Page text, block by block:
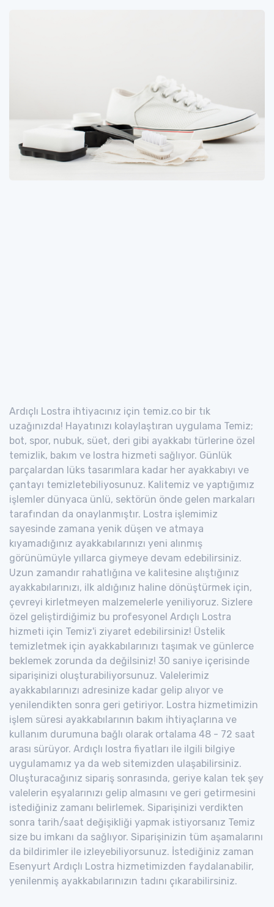
Ardıçlı Lostra ihtiyacınız için temiz.co bir tık
uzağınızda! Hayatınızı kolaylaştıran uygulama Temiz;
bot, spor, nubuk, süet, deri gibi ayakkabı türlerine özel
temizlik, bakım ve lostra hizmeti sağlıyor. Günlük
parçalardan lüks tasarımlara kadar her ayakkabıyı ve
çantayı temizletebiliyosunuz. Kalitemiz ve yaptığımız
işlemler dünyaca ünlü, sektörün önde gelen markaları
tarafından da onaylanmıştır. Lostra işlemimiz
sayesinde zamana yenik düşen ve atmaya
kıyamadığınız ayakkabılarınızı yeni alınmış
görünümüyle yıllarca giymeye devam edebilirsiniz.
Uzun zamandır rahatlığına ve kalitesine alıştığınız
ayakkabılarınızı, ilk aldığınız haline dönüştürmek için,
çevreyi kirletmeyen malzemelerle yeniliyoruz. Sizlere
özel geliştirdiğimiz bu profesyonel Ardıçlı Lostra
hizmeti için Temiz'i ziyaret edebilirsiniz! Üstelik
temizletmek için ayakkabılarınızı taşımak ve günlerce
beklemek zorunda da değilsiniz! 30 saniye içerisinde
siparişinizi oluşturabiliyorsunuz. Valelerimiz
ayakkabılarınızı adresinize kadar gelip alıyor ve
yenilendikten sonra geri getiriyor. Lostra hizmetimizin
işlem süresi ayakkabılarının bakım ihtiyaçlarına ve
kullanım durumuna bağlı olarak ortalama 48 - 72 saat
arası sürüyor. Ardıçlı lostra fiyatları ile ilgili bilgiye
uygulamamız ya da web sitemizden ulaşabilirsiniz.
Oluşturacağınız sipariş sonrasında, geriye kalan tek şey
valelerin eşyalarınızı gelip almasını ve geri getirmesini
istediğiniz zamanı belirlemek. Siparişinizi verdikten
sonra tarih/saat değişikliği yapmak istiyorsanız Temiz
size bu imkanı da sağlıyor. Siparişinizin tüm aşamalarını
da bildirimler ile izleyebiliyorsunuz. İstediğiniz zaman
Esenyurt Ardıçlı Lostra hizmetimizden faydalanabilir,
yenilenmiş ayakkabılarınızın tadını çıkarabilirsiniz.